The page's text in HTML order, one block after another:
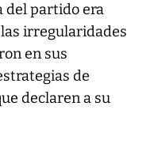
del partido era
irregularidades
en sus
de
declaren a su